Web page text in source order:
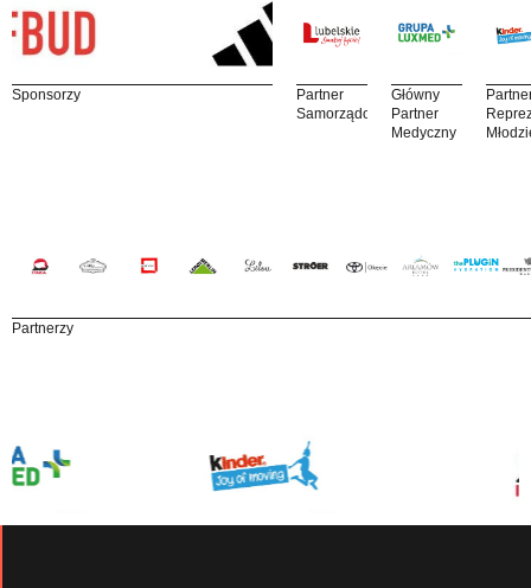
Sponsorzy
Partner
Samorządowy
Główny
Partner
Medyczny
Partnerzy